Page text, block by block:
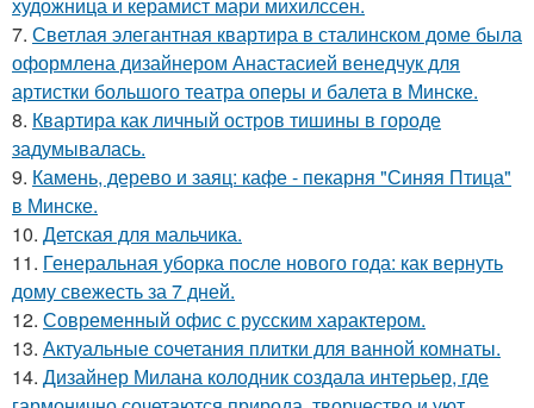
художница и керамист мари михилссен.
7. Светлая элегантная квартира в сталинском доме была
оформлена дизайнером Анастасией венедчук для
артистки большого театра оперы и балета в Минске.
8. Квартира как личный остров тишины в городе
задумывалась.
9. Камень, дерево и заяц: кафе - пекарня "Синяя Птица"
в Минске.
10. Детская для мальчика.
11. Генеральная уборка после нового года: как вернуть
дому свежесть за 7 дней.
12. Современный офис с русским характером.
13. Актуальные сочетания плитки для ванной комнаты.
14. Дизайнер Милана колодник создала интерьер, где